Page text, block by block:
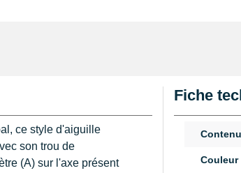
ce style d'aiguille
son trou de
(A) sur l'axe présent
Fiche
Contenu
Couleur